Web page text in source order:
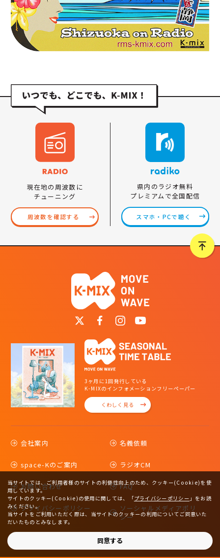
現在地の周波数に
チューニング
周波数を確認する
県内のラジオ無料
プレミアムで全国配信
スマホ・PCで聴く
3ヶ月に1回発行している
K-MIXのインフォメーションフリーペーパー
くわしく見る
会社案内 名義依頼
space-Kのご案内 ラジオCM
お問い合わせ FAQ
プライバシーポリシー
ソーシャルメディアポリ
シー
当サイトでは、ご利用者様のサイトの利便性向上のため、クッキー(Cookie)を使
用しています。
サイトのクッキー(Cookie)の使用に関しては、
「プライバシーポリシー 」をお読
みください。
当サイトをご利用いただく際は、当サイトのクッキーの利用についてご同意いた
だいたものとみなします。
同意する